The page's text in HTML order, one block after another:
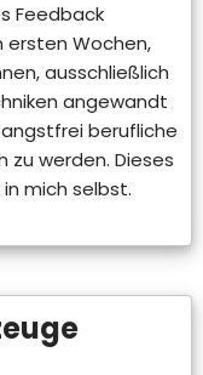
Feedback
ersten Wochen,
ausschließlich
angewandt
berufliche
zu werden. Dieses
mich selbst.